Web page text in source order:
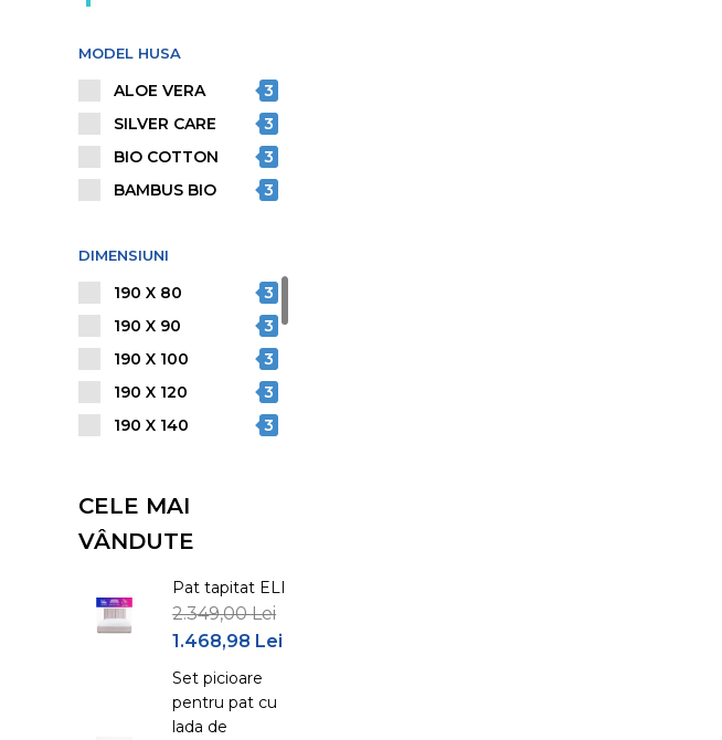
MODEL HUSA
ALOE VERA
3
SILVER CARE
3
BIO COTTON
3
BAMBUS BIO
3
DIMENSIUNI
190 X 80
3
190 X 90
3
190 X 100
3
190 X 120
3
190 X 140
3
200 X 90
3
200 X 100
3
200 X 140
200 X 150
CELE MAI
VÂNDUTE
Pat tapitat ELI
2.349,00 Lei
1.468,98 Lei
Set picioare
pentru pat cu
lada de